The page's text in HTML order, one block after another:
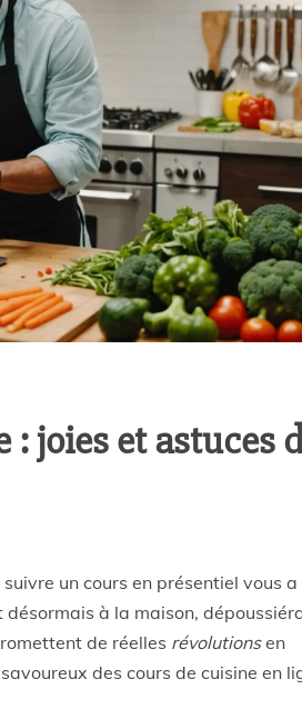
joies et astuces
un cours en présentiel vous a
désormais à la maison,
de réelles révolutionsen
des cours de cuisine en